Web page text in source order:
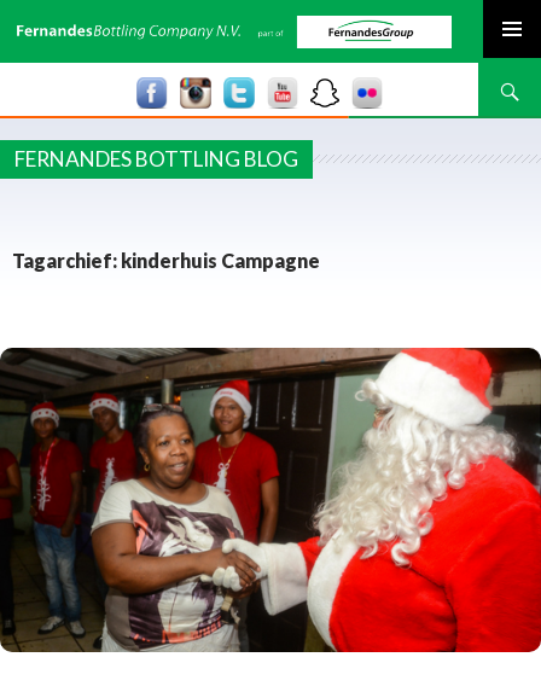
Zoeken
FERNANDES BOTTLING BLOG
Tagarchief: kinderhuis Campagne